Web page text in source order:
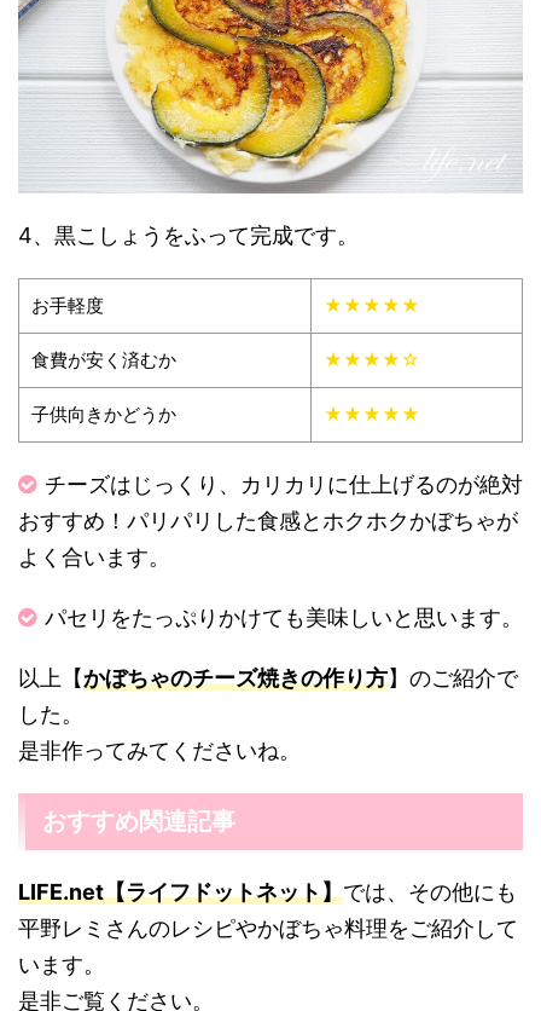
4、黒こしょうをふって完成です。
お手軽度 ★★★★★
食費が安く済むか ★★★★☆
子供向きかどうか ★★★★★
チーズはじっくり、カリカリに仕上げるのが絶対
おすすめ！パリパリした食感とホクホクかぼちゃが
よく合います。
パセリをたっぷりかけても美味しいと思います。
以上【かぼちゃのチーズ焼きの作り方】のご紹介で
した。
是非作ってみてくださいね。
おすすめ関連記事
LIFE.net【ライフドットネット】では、その他にも
平野レミさんのレシピやかぼちゃ料理をご紹介して
います。
是非ご覧ください。